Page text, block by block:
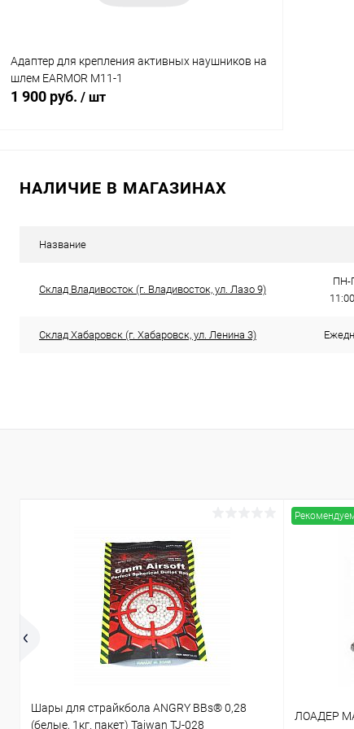
Адаптер для крепления активных наушников на
шлем EARMOR M11-1
1 900 руб. / шт
НАЛИЧИЕ В МАГАЗИНАХ
Название
Склад Владивосток (г. Владивосток, ул. Лазо 9)
ПН-
Склад Хабаровск (г. Хабаровск, ул. Ленина 3)
Шары для страйкбола ANGRY BBs® 0,28
(белые, 1кг. пакет) Taiwan TJ-028
ЛОАДЕР